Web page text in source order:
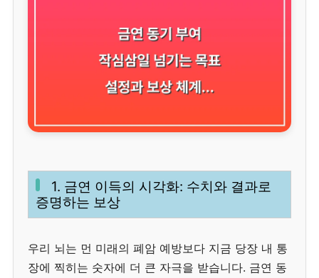
1. 금연 이득의 시각화: 수치와 결과로
증명하는 보상
우리 뇌는 먼 미래의 폐암 예방보다 지금 당장 내 통
장에 찍히는 숫자에 더 큰 자극을 받습니다. 금연 동